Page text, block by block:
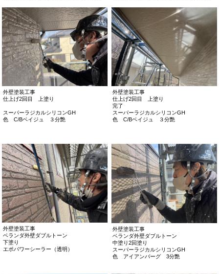
外壁塗装工事
仕上げ2回目 上塗り
スーパーラジカルシリコンGH
色 C/Bベイジュ ３分艶
外壁塗装工事
仕上げ2回目 上塗り
完了
スーパーラジカルシリコンGH
色 C/Bベイジュ ３分艶
外壁塗装工事
ベランダ外壁ダブルトーン
下塗り
エポパワーシーラー（透明）
外壁塗装工事
ベランダ外壁ダブルトーン
中塗り2回塗り
スーパーラジカルシリコンGH
色 アイアンバーグ 3分艶